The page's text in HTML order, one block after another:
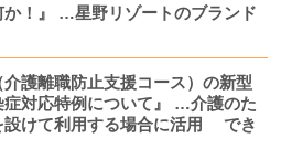
か！』 …星野リゾートのブランド
介護離職防止支援コース）の新型
対応特例について』 …介護のた
設けて利用する場合に活用 でき